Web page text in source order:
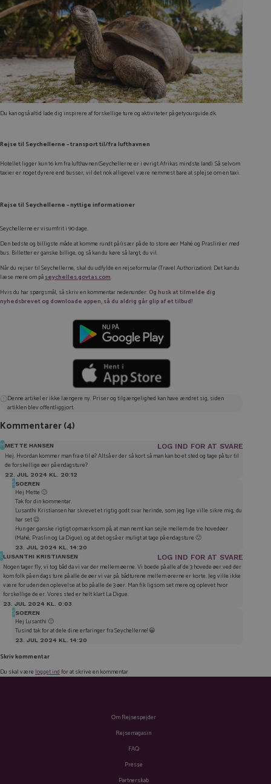
Du kan også altid lade dig inspirere af forskellige ture og aktiviteter på getyourguide.dk.
Rejse til Seychellerne – transport til/fra lufthavnen
Hotellet ligger kun 16 km fra lufthavnen (Seychellerne er i øvrigt Afrikas mindste land). Så selvom
taxier er noget dyrere end busser, vil det nok alligevel være nemmest bare at splejse om en taxi.
Rejse til Seychellerne – nyttige informationer
Seychellerne er visumfrit i 90 dage.
Den bedste og billigste måde at komme rundt på (især på de to store øer Mahé og Praslin) er med
bus. Billetter er ganske billige, og så kan du køre så langt, du vil.
Når du rejser til Seychellerne, skal du udfylde en rejseformular (Travel Authorization). Det kan du
læse mere om påseychelles.govtas.com.
Hvis du har spørgsmål, så skriv en kommentar nedenunder. Og husk at tilmelde dig
nyhedsbrevet og downloade appen, så du aldrig går glip af et tilbud!
Denne artikel er ikke længere ny. Priser og tilgængelighed kan have ændret sig, siden
artiklen blev offentliggjort.
Kommentarer(4)
MMETTE HANSEN LOG IND FOR AT SVARE
Hej. Hvordan kommer man fra ø til ø? Altså er der så kort så man kan bo et sted og tage på tur til
de forskellige øer på endagsture?
22. JUL 2024 KL. 20:12
SSOEREN
Hej Mette 🙂
Tak for din kommentar.
Lusanthi Kristiansen har skrevet et rigtig godt svar herinde, som jeg lige ville sikre mig, du
har set 😉
Hun gør ganske rigtigt opmærksom på, at man nemt kan sejle mellem de tre hovedøer
(Mahé, Praslin og La Digue), og at det også er muligt at tage på endagsture 🙂
23. JUL 2024 KL. 14:20
LLUSANTHI KRISTIANSEN LOG IND FOR AT SVARE
Nogen tager fly, vi tog båd da vi var der mellem øerne. Vi boede på alle af de 3 hovede øer.ved der
kom folk på en dags ture på alle de øer vi var på. bådturene mellem ørerne er korte. Jeg ville ikke
være for uden den oplevelse at bo på alle de 3 øer. Man fik ligsom set mere og oplevet hvor
forskellige de er. Vores sted er helt klart La Digue.
23. JUL 2024 KL. 0:03
SSOEREN
Hej Lusanthi 🙂
Tusind tak for at dele dine erfaringer fra Seychellerne! 😀
23. JUL 2024 KL. 14:20
Skriv kommentar
Du skal værelogget indfor at skrive en kommentar
Om Rejsespejder
Rejsemagasin
FAQ
Presse
Partnerskab